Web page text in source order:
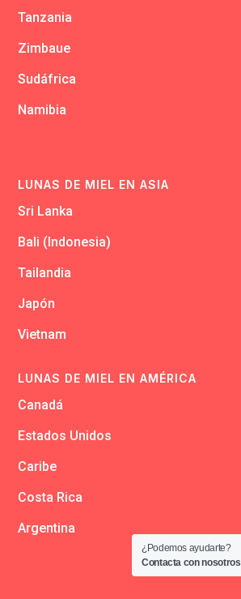
Tanzania
Zimbaue
Sudáfrica
Namibia
LUNAS DE MIEL EN ASIA
Sri Lanka
Bali (Indonesia)
Tailandia
Japón
Vietnam
LUNAS DE MIEL EN AMÉRICA
Canadá
Estados Unidos
Caribe
Costa Rica
Argentina
¿Podemos ayudarte?
Contacta con nosotros